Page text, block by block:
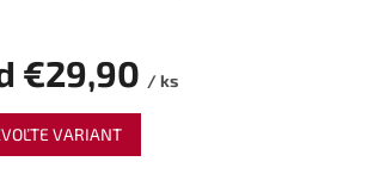
€29,90 / ks
VARIANT